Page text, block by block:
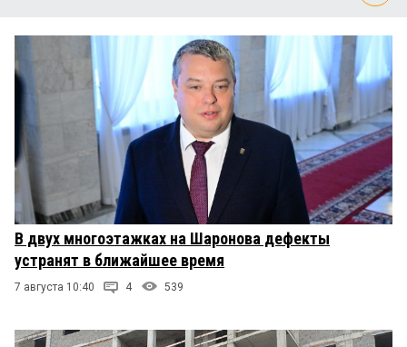
НОВОСТИ КОМПАНИЙ
ПРОИСШЕСТВИЯ
СТИЛЬ ЖИЗНИ
Мнения
Рейтинги
Блоги
В двух многоэтажках на Шаронова дефекты
устранят в ближайшее время
7 августа 10:40 4 539